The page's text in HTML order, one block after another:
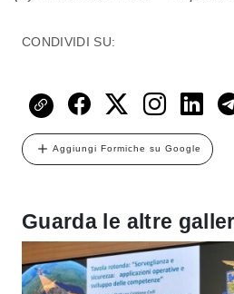
CONDIVIDI SU:
Aggiungi Formiche su Google
Guarda le altre